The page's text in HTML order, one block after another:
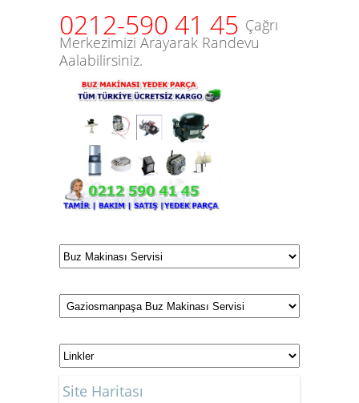
0212-590 41 45 Çağrı
Merkezimizi Arayarak Randevu
Aalabilirsiniz.
Site Haritası